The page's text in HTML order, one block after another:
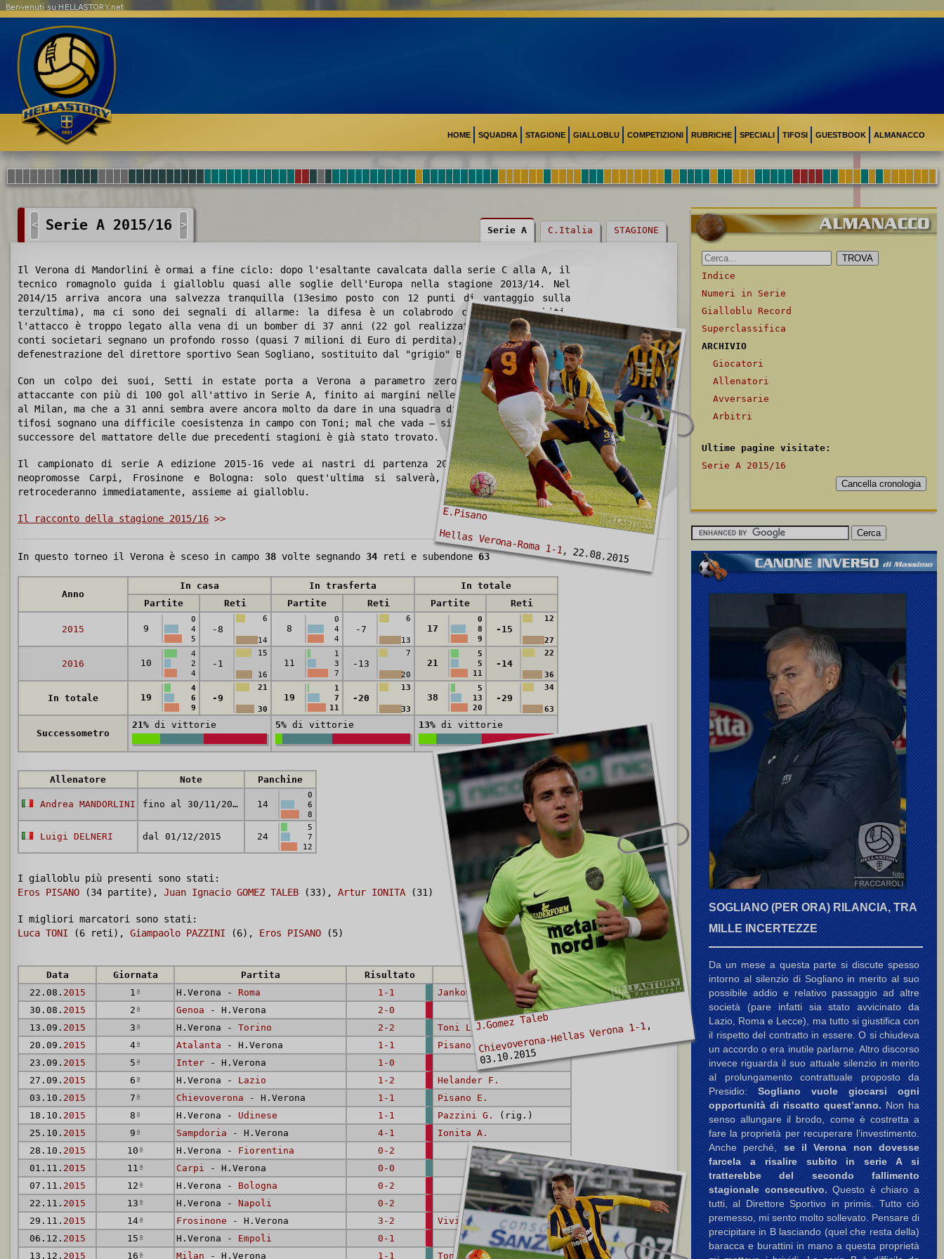
HOME SQUADRA STAGIONE GIALLOBLU COMPETIZIONI RUBRICHE SPECIALI TIFOSI GUESTBOOK ALMANACCO
Benvenuti su HELLASTORY.net
< Serie A 2015/16 > Serie A C.Italia STAGIONE
E.Pisano
Hellas Verona-Roma 1-1, 22.08.2015
J.Gomez Taleb
Chievoverona-Hellas Verona 1-1,
03.10.2015
Il Verona di Mandorlini è ormai a fine ciclo: dopo l'esaltante cavalcata dalla serie C alla A, il
tecnico romagnolo guida i gialloblu quasi alle soglie dell'Europa nella stagione 2013/14. Nel
2014/15 arriva ancora una salvezza tranquilla (13esimo posto con 12 punti di vantaggio sulla
terzultima), ma ci sono dei segnali di allarme: la difesa è un colabrodo con 56 gol subiti,
l'attacco è troppo legato alla vena di un bomber di 37 anni (22 gol realizzati su 49) e pure i
conti societari segnano un profondo rosso (quasi 7 milioni di Euro di perdita), con la conseguente
defenestrazione del direttore sportivo Sean Sogliano, sostituito dal "grigio" Bigon.
Con un colpo dei suoi, Setti in estate porta a Verona a parametro zero Giampaolo Pazzini,
attaccante con più di 100 gol all'attivo in Serie A, finito ai margini nelle ultime due stagioni
al Milan, ma che a 31 anni sembra avere ancora molto da dare in una squadra di media classifica. I
tifosi sognano una difficile coesistenza in campo con Toni; mal che vada – si pensa in estate – il
successore del mattatore delle due precedenti stagioni è già stato trovato.
Il campionato di serie A edizione 2015-16 vede ai nastri di partenza 20 squadre, con le tre
neopromosse Carpi, Frosinone e Bologna: solo quest'ultima si salverà, mentre le prime due
retrocederanno immediatamente, assieme ai gialloblu.
Il racconto della stagione 2015/16 >>
In questo torneo il Verona è sceso in campo 38 volte segnando 34 reti e subendone 63
Anno
In casa In trasferta
In totale
Partite
Reti Partite Reti Partite Reti
2015 9
0
4
5
-8
6
14
8
0
4
4
-7
6
13
17
0
8
9
-15
12
27
2016 10
4
2
4
-1
15
16
11
1
3
7
-13
7
20
21
5
5
11
-14
22
36
In totale 19
4
6
9
-9
21
30
19
1
7
11
-20
13
33
38
5
13
20
-29
34
63
Successometro
21% di vittorie 5% di vittorie 13% di vittorie
Allenatore Note Panchine
Andrea MANDORLINI fino al 30/11/2015 14
0
6
8
Luigi DELNERI dal 01/12/2015 24
5
7
12
I gialloblu più presenti sono stati:
Eros PISANO (34 partite), Juan Ignacio GOMEZ TALEB (33), Artur IONITA (31)
I migliori marcatori sono stati:
Luca TONI (6 reti), Giampaolo PAZZINI (6), Eros PISANO (5)
Data Giornata Partita Risultato
Marcatori
22.08. 2015 1 ª H.Verona - Roma 1-1
Jankovic B.
30.08. 2015 2 ª Genoa - H.Verona
2-0
13.09. 2015 3 ª H.Verona - Torino 2-2 Toni L.(rig.),
Gomez Taleb J.
20.09. 2015 4ª Atalanta - H.Verona 1-1
Pisano E.
23.09. 2015 5 ª Inter - H.Verona
1-0
27.09. 2015 6 ª H.Verona - Lazio 1-2
Helander F.
03.10. 2015 7 ª Chievoverona - H.Verona 1-1
Pisano E.
18.10. 2015 8 ª H.Verona - Udinese 1-1 Pazzini G.
(rig.)
25.10. 2015 9 ª Sampdoria - H.Verona 4-1
Ionita A.
28.10. 2015 10 ª H.Verona - Fiorentina
0-2
01.11. 2015 11 ª Carpi - H.Verona
0-0
07.11. 2015 12 ª H.Verona - Bologna
0-2
22.11. 2015 13 ª H.Verona - Napoli
0-2
29.11. 2015 14ª Frosinone - H.Verona 3-2 Viviani F. ,Moras E.
06.12. 2015 15 ª H.Verona - Empoli
0-1
13.12. 2015 16 ª Milan - H.Verona 1-1 Toni L.(rig.)
Indice
Numeri in Serie
Gialloblu Record
Superclassifica
ARCHIVIO
Giocatori
Allenatori
Avversarie
Arbitri
Ultime pagine visitate:
Serie A 2015/16
SOGLIANO (PER ORA) RILANCIA, TRA
MILLE INCERTEZZE
Da un mese a questa parte si discute spesso
intorno al silenzio di Sogliano in merito al suo
possibile addio e relativo passaggio ad altre
società (pare infatti sia stato avvicinato da
Lazio, Roma e Lecce), ma tutto si giustifica con
il rispetto del contratto in essere. O si chiudeva
un accordo o era inutile parlarne. Altro discorso
invece riguarda il suo attuale silenzio in merito
al prolungamento contrattuale proposto da
Presidio:Sogliano vuole giocarsi ogni
opportunità di riscatto quest’anno.Non ha
senso allungare il brodo, come è costretta a
fare la proprietà per recuperare l’investimento.
Anche perché,se il Verona non dovesse
farcela a risalire subito in serie A si
tratterebbe del secondo fallimento
stagionale consecutivo.Questo è chiaro a
tutti, al Direttore Sportivo in primis. Tutto ciò
premesso, mi sento molto sollevato. Pensare di
precipitare in B lasciando (quel che resta della)
baracca e burattini in mano a questa proprietà